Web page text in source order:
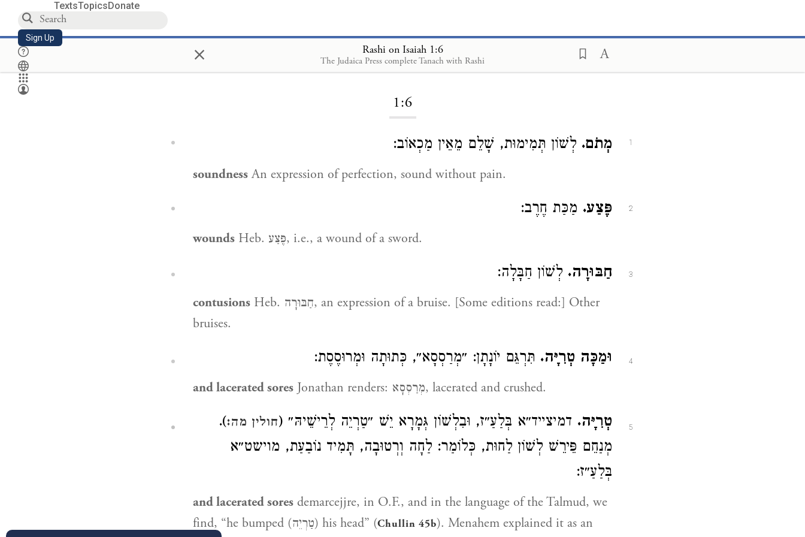
TextsTopicsDonate
Sign Up × Rashi on Isaiah 1:6
The Judaica Press complete Tanach with Rashi
Loading...
1:6
1 מְתֹם. לְשׁוֹן תְּמִימוּת, שָׁלֵם מֵאֵין מַכְאוֹב:
soundnessAn expression of perfection, sound without pain.
2 פֶּצַע. מַכַּת חֶרֶב:
wounds Heb. פֶּצַע, i.e., a wound of a sword.
3 חַבּוּרָה. לְשׁוֹן חַבָּלָה:
contusions Heb. חַבּוּרָה, an expression of a bruise. [Some editions read:] Other
bruises.
4 וּמַכָּה טְרִיָּה. תִּרְגֵּם יוֹנָתָן: ״מְרַסְסָא״, כְּתוּתָה וּמְרוּסֶסֶת:
and lacerated sores Jonathan renders: מְרַסְסָא, lacerated and crushed.
5 טְרִיָּה. דמיצייד״א בְּלַעַ״ז, וּבִלְשׁוֹן גְּמָרָא יֵשׁ ״טַרְיֵה לְרֵישֵׁיהּ״ (חולין מה:).
מְנַחֵם פֵּירֵשׁ לְשׁוֹן לַחוּת, כְּלוֹמַר: לַחָה וְרְטוּבָה, תָּמִיד נוֹבַעַת, מוישט״א
בְּלַעַ״ז:
and lacerated sores demarcejjre, in O.F., and in the language of the Talmud, we
find, “he bumped (טַרְיֵה) his head” (Chullin 45b). Menahem explained it as an